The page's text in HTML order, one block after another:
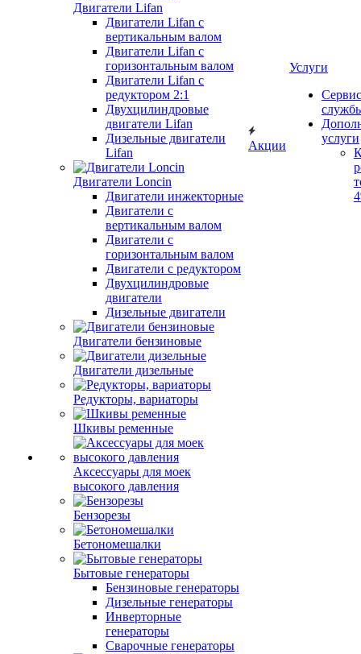
Двигатели Lifan
Двигатели Lifan с
вертикальным валом
Двигатели Lifan с
горизонтальным валом
Двигатели Lifan с
редуктором 2:1
Двухцилиндровые
двигатели Lifan
Дизельные двигатели
Lifan
Двигатели Loncin
Двигатели инжекторные
Двигатели с
вертикальным валом
Двигатели с
горизонтальным валом
Двигатели с редуктором
Двухцилиндровые
двигатели
Дизельные двигатели
Двигатели бензиновые
Двигатели дизельные
Редукторы, вариаторы
Шкивы ременные
Аксессуары для моек
высокого давления
Бензорезы
Бетономешалки
Бытовые генераторы
Бензиновые генераторы
Дизельные генераторы
Инверторные
генераторы
Сварочные генераторы
Акции
Услуги
услуги